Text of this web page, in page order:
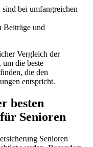
bei umfangreichen
Beiträge und
Vergleich der
um die beste
die den
entspricht.
besten
Senioren
Senioren